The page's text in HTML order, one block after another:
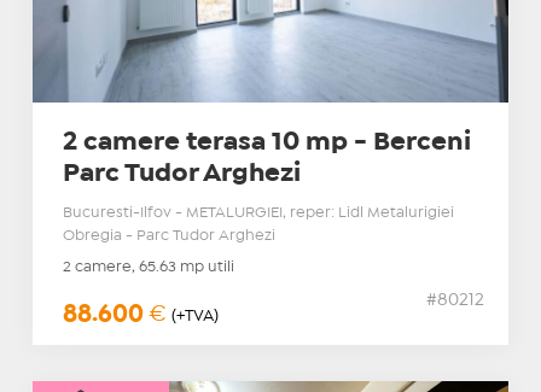
2 camere terasa 10 mp - Berceni
Parc Tudor Arghezi
Bucuresti-Ilfov - METALURGIEI, reper: Lidl Metalurigiei
Obregia - Parc Tudor Arghezi
2 camere, 65.63 mp utili
88.600 € (+TVA)
#80212